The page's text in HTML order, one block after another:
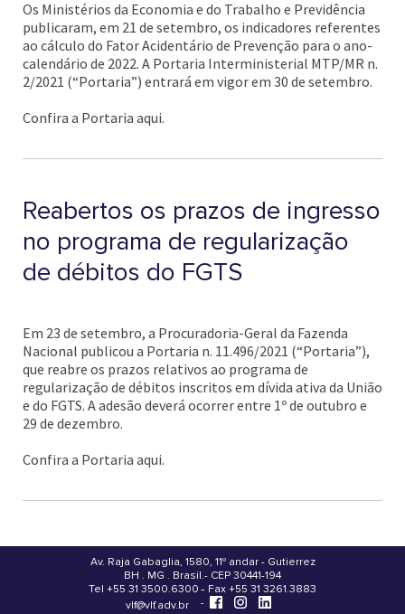
Os Ministérios da Economia e do Trabalho e Previdência
publicaram, em 21 de setembro, os indicadores referentes
ao cálculo do Fator Acidentário de Prevenção para o ano-
calendário de 2022. A Portaria Interministerial MTP/MR n.
2/2021 (“Portaria”) entrará em vigor em 30 de setembro.
Confira a Portaria aqui.
Reabertos os prazos de ingresso
no programa de regularização
de débitos do FGTS
Em 23 de setembro, a Procuradoria-Geral da Fazenda
Nacional publicou a Portaria n. 11.496/2021 (“Portaria”),
que reabre os prazos relativos ao programa de
regularização de débitos inscritos em dívida ativa da União
e do FGTS. A adesão deverá ocorrer entre 1º de outubro e
29 de dezembro.
Confira a Portaria aqui.
Av. Raja Gabaglia, 1580, 11º andar - Gutierrez
.
BH . MG . Brasil - CEP 30441-194
-
Tel +55 31 3500.6300 - Fax +55 31 3261.3883
-
vlf@vlf.adv.br